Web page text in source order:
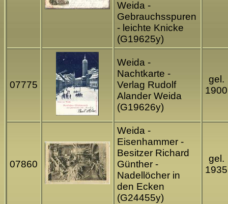
Weida -
Gebrauchsspuren
- leichte Knicke
(G19625y)
07775
Weida -
Nachtkarte -
Verlag Rudolf
Alander Weida
(G19626y)
gel.
1900
07860
Weida -
Eisenhammer -
Besitzer Richard
Günther -
Nadellöcher in
den Ecken
(G24455y)
gel.
1935